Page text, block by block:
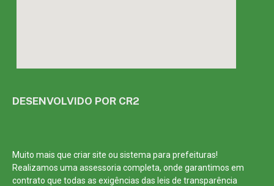
DESENVOLVIDO POR CR2
Muito mais que criar site ou sistema para prefeituras!
Realizamos umaassessoriacompleta, onde garantimos em
contrato que todas as exigências das leis de transparência